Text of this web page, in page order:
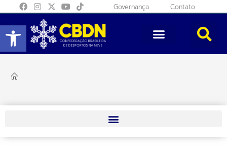
Abrir a barra de ferramentas
Governança Contato